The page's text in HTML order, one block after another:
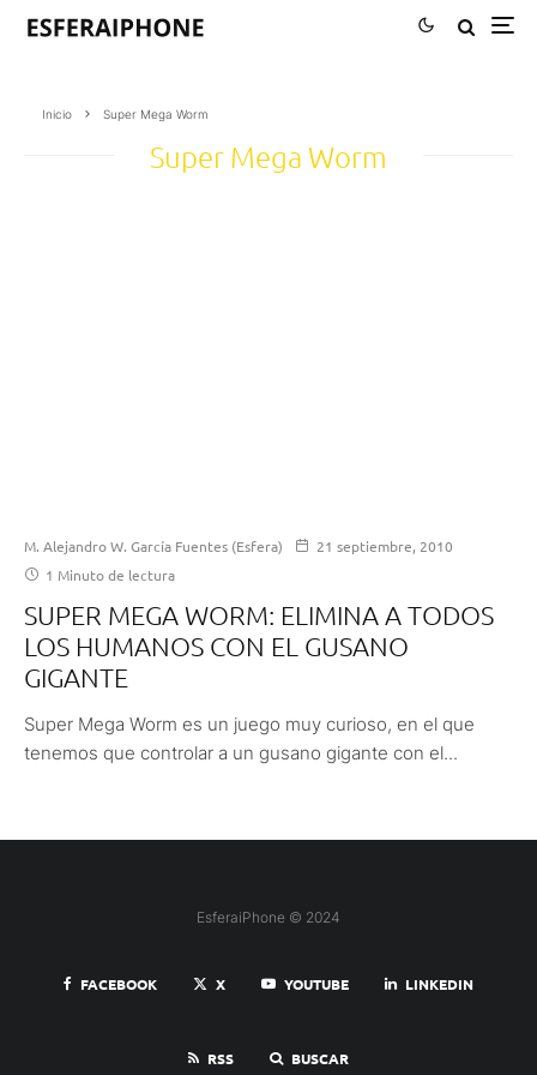
Inicio Super Mega Worm
Super Mega Worm
M. Alejandro W. García Fuentes (Esfera)
21 septiembre, 2010
1 Minuto de lectura
SUPER MEGA WORM: ELIMINA A TODOS
LOS HUMANOS CON EL GUSANO
GIGANTE
Super Mega Worm es un juego muy curioso, en el que
tenemos que controlar a un gusano gigante con el...
EsferaiPhone © 2024
FACEBOOK X YOUTUBE LINKEDIN
RSS BUSCAR